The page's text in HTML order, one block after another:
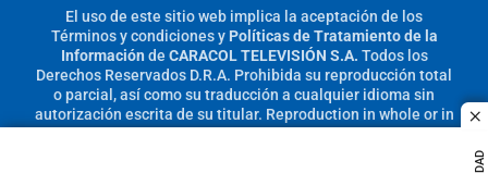
El uso de este sitio web implica la aceptación de los
Términos y condicionesy Políticas de Tratamiento de la
Información de CARACOL TELEVISIÓN S.A. Todos los
Derechos Reservados D.R.A. Prohibida su reproducción total
o parcial, así como su traducción a cualquier idioma sin
autorización escrita de su titular. Reproduction in whole or in